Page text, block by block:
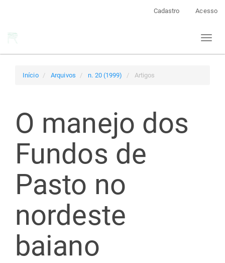
Cadastro Acesso
Toggle
Início Arquivos n. 20 (1999) Artigos
O manejo dos
Fundos de
Pasto no
nordeste
baiano